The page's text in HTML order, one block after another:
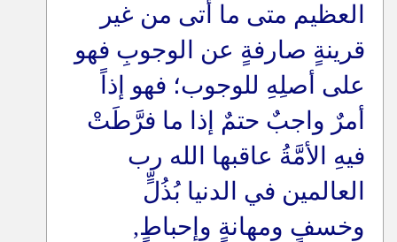
العظيم متى ما أتى من غير
قرينةٍ صارفةٍ عن الوجوبِ فهو
على أصلِهِ للوجوب؛ فهو إذاً
أمرٌ واجبٌ حتمٌ إذا ما فرَّطَتْ
فيهِ الأمَّةُ عاقبها الله رب
العالمين في الدنيا بُذُلٍّ
وخسفٍ ومهانةٍ وإحباطٍ,